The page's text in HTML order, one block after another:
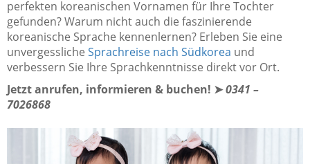
perfekten koreanischen Vornamen für Ihre Tochter
gefunden? Warum nicht auch die faszinierende
koreanische Sprache kennenlernen? Erleben Sie eine
unvergessliche Sprachreise nach Südkorea und
verbessern Sie Ihre Sprachkenntnisse direkt vor Ort.
Jetzt anrufen, informieren & buchen! ➤0341 –
7026868